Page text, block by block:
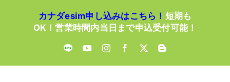
カナダesim申し込みはこちら！ 短期も
OK！営業時間内当日まで申込受付可能！
LINE YouTubeInstagramFacebook
X Blogger